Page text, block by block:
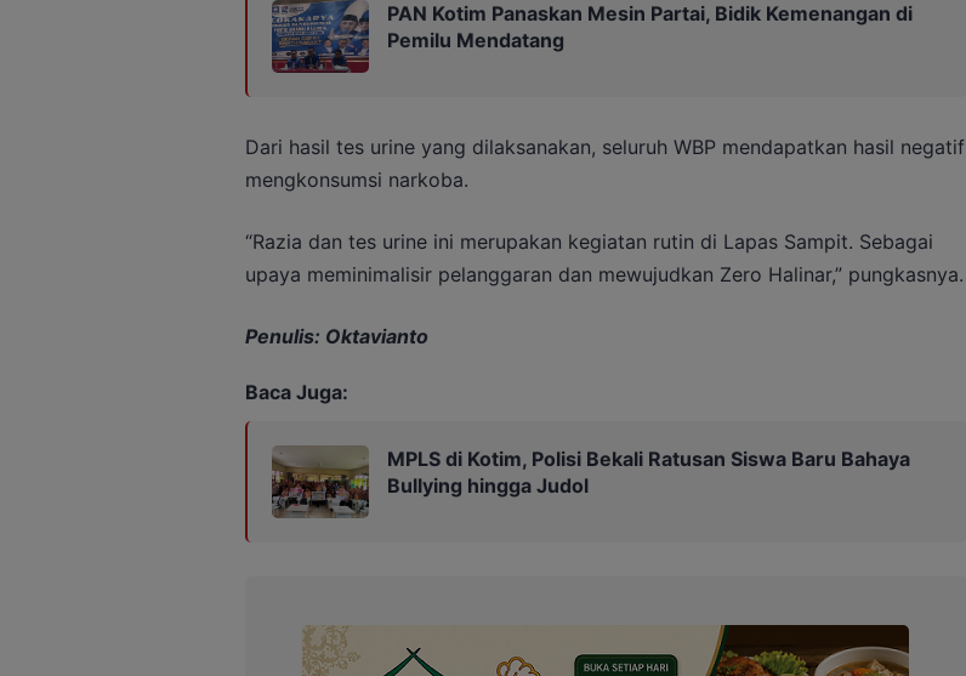
PAN Kotim Panaskan Mesin Partai, Bidik Kemenangan di
Pemilu Mendatang
Dari hasil tes urine yang dilaksanakan, seluruh WBP mendapatkan hasil negatif
mengkonsumsi narkoba.
“Razia dan tes urine ini merupakan kegiatan rutin di Lapas Sampit. Sebagai
upaya meminimalisir pelanggaran dan mewujudkan Zero Halinar,” pungkasnya.
Penulis: Oktavianto
Baca Juga:
MPLS di Kotim, Polisi Bekali Ratusan Siswa Baru Bahaya
Bullying hingga Judol